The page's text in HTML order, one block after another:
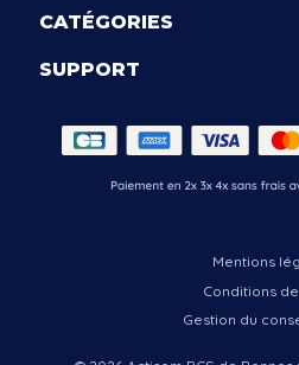
CATÉGORIES
SUPPORT
Mentions
Conditions
Gestion du